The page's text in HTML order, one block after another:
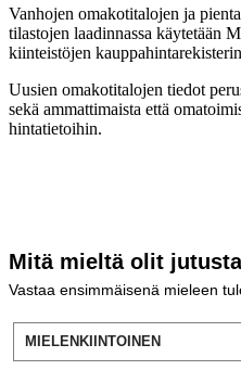
Vanhojen omakotitalojen ja
tilastojen laadinnassa käytetään
kiinteistöjen
Uusien omakotitalojen tiedot
sekä ammattimaista että
hintatietoihin.
Mitä mieltä olit
Vastaa ensimmäisenä mieleen
MIELENKIINTOINEN